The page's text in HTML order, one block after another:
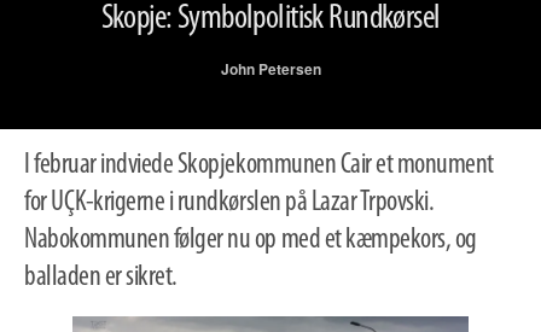
Skopje: Symbolpolitisk Rundkørsel
John Petersen
I februar indviede Skopjekommunen Cair et monument
for UÇK-krigerne i rundkørslen på Lazar Trpovski.
Nabokommunen følger nu op med et kæmpekors, og
balladen er sikret.